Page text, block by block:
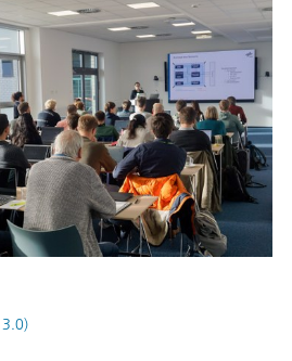
3.0)